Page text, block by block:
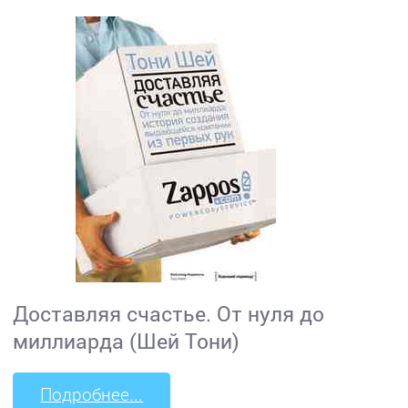
Доставляя счастье. От нуля до
миллиарда (Шей Тони)
Подробнее...